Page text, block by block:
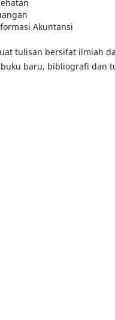
Akuntansi
tulisan bersifat ilmiah
baru, bibliografi dan